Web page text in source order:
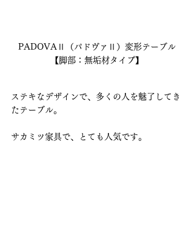
PADOVAⅡ（パドヴァⅡ）変形テーブル
【脚部：無垢材タイプ】
ステキなデザインで、多くの人を魅了してき
たテーブル。
サカミツ家具で、とても人気です。